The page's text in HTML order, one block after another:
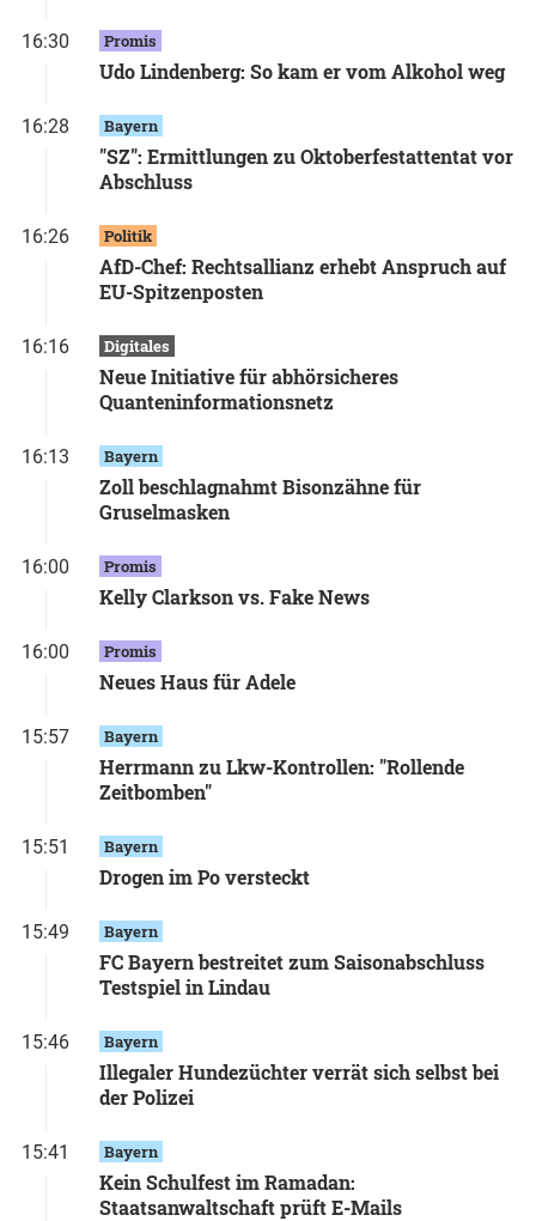
16:30 Promis
Udo Lindenberg: So kam er vom Alkohol weg
16:28 Bayern
"SZ": Ermittlungen zu Oktoberfestattentat vor
Abschluss
16:26 Politik
AfD-Chef: Rechtsallianz erhebt Anspruch auf
EU-Spitzenposten
16:16 Digitales
Neue Initiative für abhörsicheres
Quanteninformationsnetz
16:13 Bayern
Zoll beschlagnahmt Bisonzähne für
Gruselmasken
16:00 Promis
Kelly Clarkson vs. Fake News
16:00 Promis
Neues Haus für Adele
15:57 Bayern
Herrmann zu Lkw-Kontrollen: "Rollende
Zeitbomben"
15:51 Bayern
Drogen im Po versteckt
15:49 Bayern
FC Bayern bestreitet zum Saisonabschluss
Testspiel in Lindau
15:46 Bayern
Illegaler Hundezüchter verrät sich selbst bei
der Polizei
15:41 Bayern
Kein Schulfest im Ramadan:
Staatsanwaltschaft prüft E-Mails